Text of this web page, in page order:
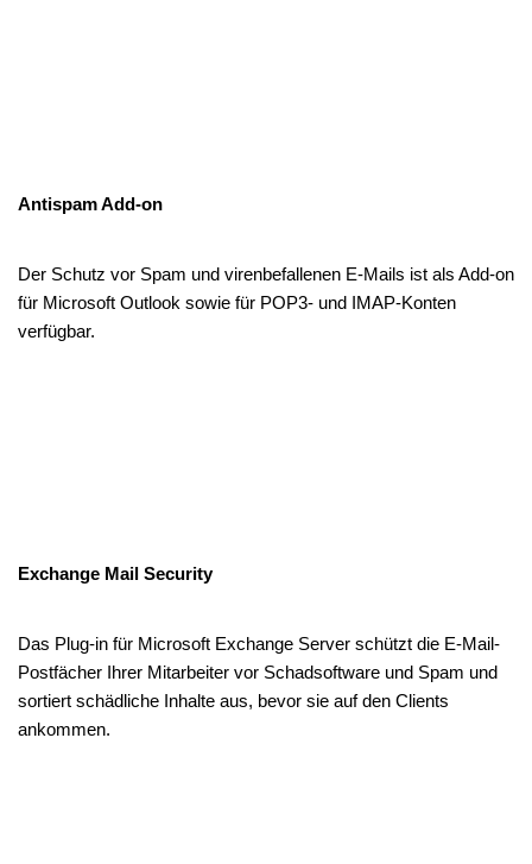
Antispam Add-on
Der Schutz vor Spam und virenbefallenen E-Mails ist als Add-on
für Microsoft Outlook sowie für POP3- und IMAP-Konten
verfügbar.
Exchange Mail Security
Das Plug-in für Microsoft Exchange Server schützt die E-Mail-
Postfächer Ihrer Mitarbeiter vor Schadsoftware und Spam und
sortiert schädliche Inhalte aus, bevor sie auf den Clients
ankommen.